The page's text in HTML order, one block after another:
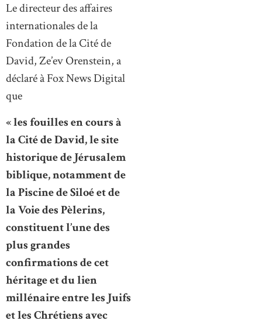
Le directeur des affaires
internationales de la
Fondation de la Cité de
David, Ze’ev Orenstein, a
déclaré à Fox News Digital
que
« les fouilles en cours à
la Cité de David, le site
historique de Jérusalem
biblique, notamment de
la Piscine de Siloé et de
la Voie des Pèlerins,
constituent l’une des
plus grandes
confirmations de cet
héritage et du lien
millénaire entre les Juifs
et les Chrétiens avec